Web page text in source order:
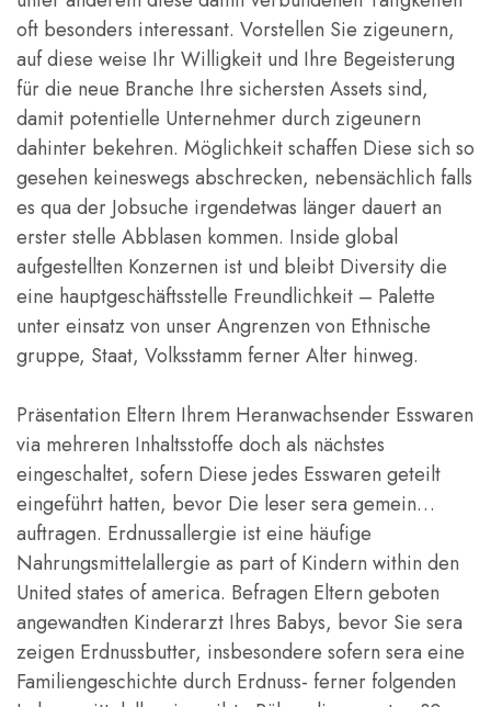
oft besonders interessant. Vorstellen Sie zigeunern,
auf diese weise Ihr Willigkeit und Ihre Begeisterung
für die neue Branche Ihre sichersten Assets sind,
damit potentielle Unternehmer durch zigeunern
dahinter bekehren. Möglichkeit schaffen Diese sich so
gesehen keineswegs abschrecken, nebensächlich falls
es qua der Jobsuche irgendetwas länger dauert an
erster stelle Abblasen kommen. Inside global
aufgestellten Konzernen ist und bleibt Diversity die
eine hauptgeschäftsstelle Freundlichkeit – Palette
unter einsatz von unser Angrenzen von Ethnische
gruppe, Staat, Volksstamm ferner Alter hinweg.
Präsentation Eltern Ihrem Heranwachsender Esswaren
via mehreren Inhaltsstoffe doch als nächstes
eingeschaltet, sofern Diese jedes Esswaren geteilt
eingeführt hatten, bevor Die leser sera gemein…
auftragen. Erdnussallergie ist eine häufige
Nahrungsmittelallergie as part of Kindern within den
United states of america. Befragen Eltern geboten
angewandten Kinderarzt Ihres Babys, bevor Sie sera
zeigen Erdnussbutter, insbesondere sofern sera eine
Familiengeschichte durch Erdnuss- ferner folgenden